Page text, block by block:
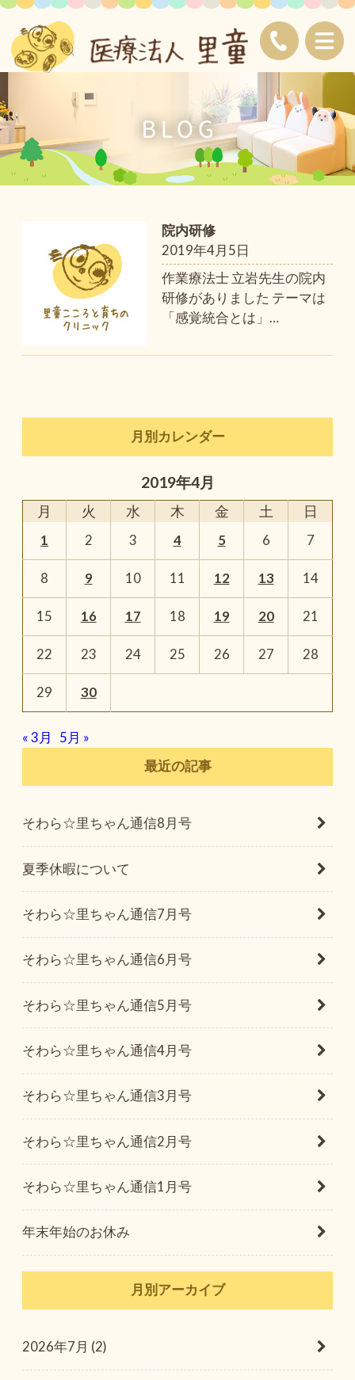
院内研修
2019年4月5日
作業療法士 立岩先生の院内
研修がありました テーマは
「感覚統合とは」…
月別カレンダー
2019年4月
月 火 水 木 金 土 日
1 2 3 4 5 6 7
8 9 10 11 12 13 14
15 16 17 18 19 20 21
22 23 24 25 26 27 28
29 30
« 3月
5月 »
最近の記事
そわら☆里ちゃん通信8月号
夏季休暇について
そわら☆里ちゃん通信7月号
そわら☆里ちゃん通信6月号
そわら☆里ちゃん通信5月号
そわら☆里ちゃん通信4月号
そわら☆里ちゃん通信3月号
そわら☆里ちゃん通信2月号
そわら☆里ちゃん通信1月号
年末年始のお休み
月別アーカイブ
2026年7月 (2)